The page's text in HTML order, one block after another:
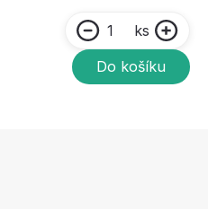
ks
Do košíku